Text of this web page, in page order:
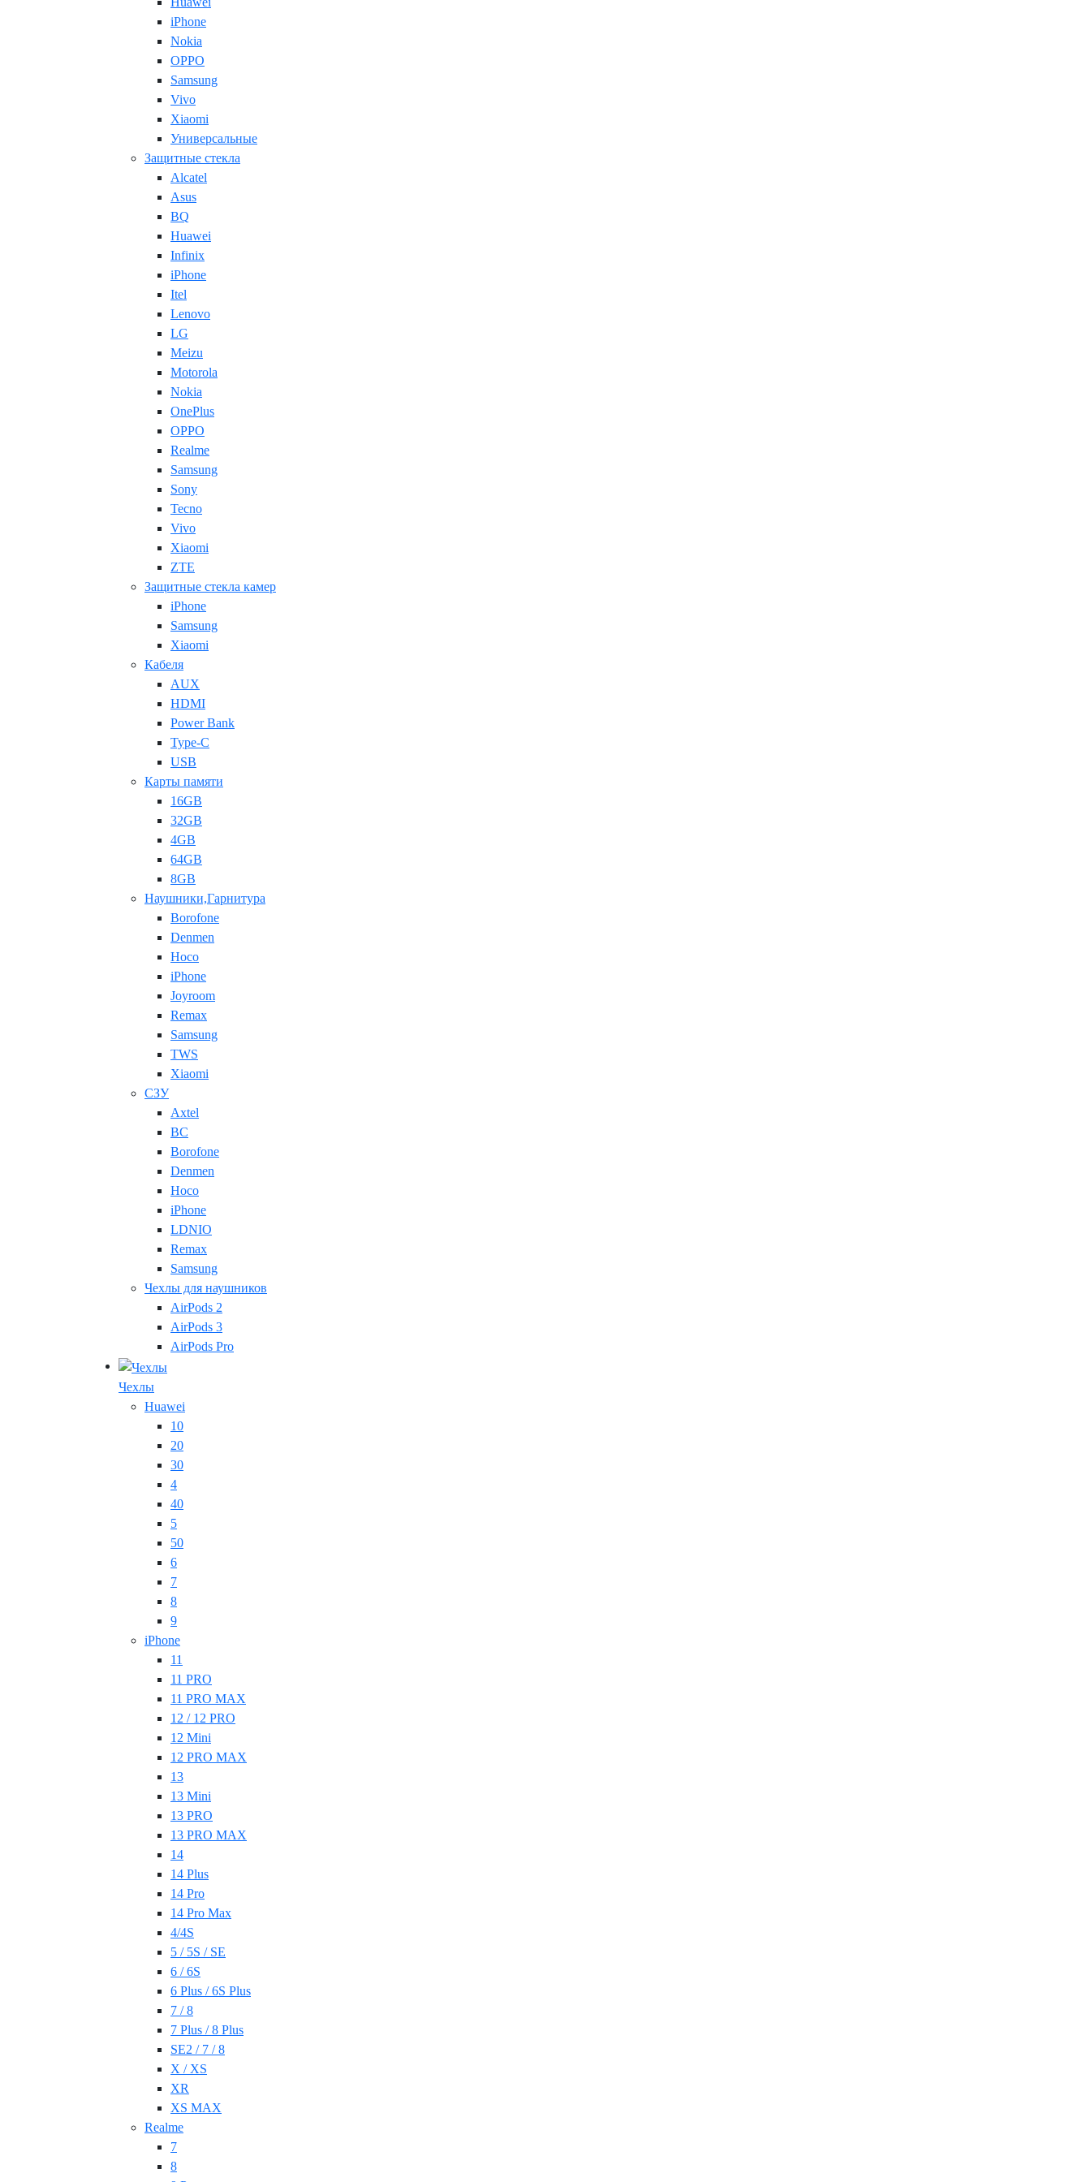
iPhone
Nokia
OPPO
Samsung
Vivo
Xiaomi
Универсальные
Защитные стекла
Alcatel
Asus
BQ
Huawei
Infinix
iPhone
Itel
Lenovo
LG
Meizu
Motorola
Nokia
OnePlus
OPPO
Realme
Samsung
Sony
Tecno
Vivo
Xiaomi
ZTE
Защитные стекла камер
iPhone
Samsung
Xiaomi
Кабеля
AUX
HDMI
Power Bank
Type-C
USB
Карты памяти
16GB
32GB
4GB
64GB
8GB
Наушники,Гарнитура
Borofone
Denmen
Hoco
iPhone
Joyroom
Remax
Samsung
TWS
Xiaomi
СЗУ
Axtel
BC
Borofone
Denmen
Hoco
iPhone
LDNIO
Remax
Samsung
Чехлы для наушников
AirPods 2
AirPods 3
AirPods Pro
Чехлы
Huawei
10
20
30
4
40
5
50
6
7
8
9
iPhone
11
11 PRO
11 PRO MAX
12 / 12 PRO
12 Mini
12 PRO MAX
13
13 Mini
13 PRO
13 PRO MAX
14
14 Plus
14 Pro
14 Pro Max
4/4S
5 / 5S / SE
6 / 6S
6 Plus / 6S Plus
7 / 8
7 Plus / 8 Plus
SE2 / 7 / 8
X / XS
XR
XS MAX
Realme
7
8